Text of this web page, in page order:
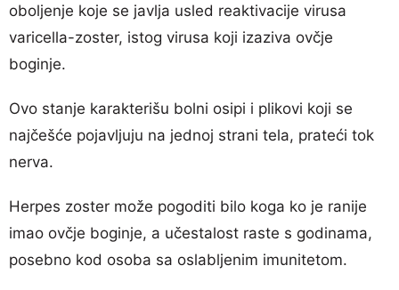
oboljenje koje se javlja usled reaktivacije virusa
varicella-zoster, istog virusa koji izaziva ovčje
boginje.
Ovo stanje karakterišu bolni osipi i plikovi koji se
najčešće pojavljuju na jednoj strani tela, prateći tok
nerva.
Herpes zoster može pogoditi bilo koga ko je ranije
imao ovčje boginje, a učestalost raste s godinama,
posebno kod osoba sa oslabljenim imunitetom.